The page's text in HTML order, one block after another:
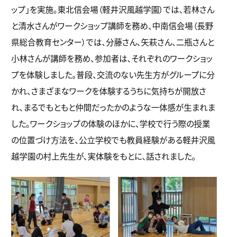
ップ」を実施。東北信会場（軽井沢風越学園）では、若林さん
と清水さんがワークショップ講師を務め、中南信会場（長野
県総合教育センター）では、分藤さん、矢萩さん、二瓶さんと
小林さんが講師を務め、参加者は、それぞれのワークショッ
プを体験しました。普段、交流のない先生方がグループに分
かれ、さまざまなワークを体験するうちに気持ちが開放さ
れ、まるでもともと仲間だったかのような一体感が生まれま
した。ワークショップの体験のほかに、学校で行う際の授業
の位置づけ方法を、公立学校でも教員経験がある軽井沢風
越学園の村上先生が、実体験をもとに、話されました。